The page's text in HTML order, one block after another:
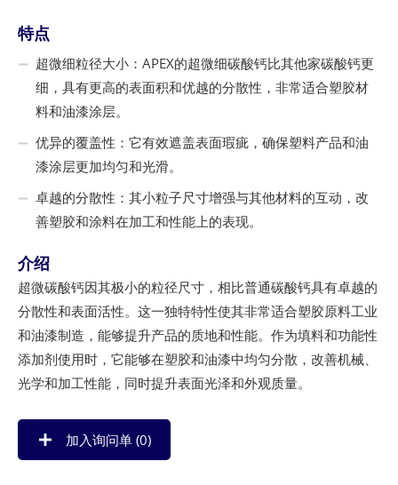
特点
超微细粒径大小：APEX的超微细碳酸钙比其他家碳酸钙更
细，具有更高的表面积和优越的分散性，非常适合塑胶材
料和油漆涂层。
优异的覆盖性：它有效遮盖表面瑕疵，确保塑料产品和油
漆涂层更加均匀和光滑。
卓越的分散性：其小粒子尺寸增强与其他材料的互动，改
善塑胶和涂料在加工和性能上的表现。
介绍
超微碳酸钙因其极小的粒径尺寸，相比普通碳酸钙具有卓越的
分散性和表面活性。这一独特特性使其非常适合塑胶原料工业
和油漆制造，能够提升产品的质地和性能。作为填料和功能性
添加剂使用时，它能够在塑胶和油漆中均匀分散，改善机械、
光学和加工性能，同时提升表面光泽和外观质量。
加入询问单 (0)